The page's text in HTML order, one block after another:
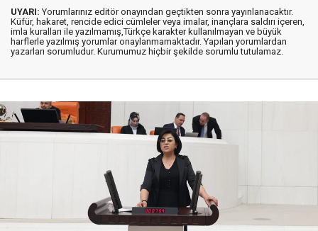
UYARI: Yorumlarınız editör onayından geçtikten sonra yayınlanacaktır.
Küfür, hakaret, rencide edici cümleler veya imalar, inançlara saldırı içeren,
imla kuralları ile yazılmamış,Türkçe karakter kullanılmayan ve büyük
harflerle yazılmış yorumlar onaylanmamaktadır. Yapılan yorumlardan
yazarları sorumludur. Kurumumuz hiçbir şekilde sorumlu tutulamaz.